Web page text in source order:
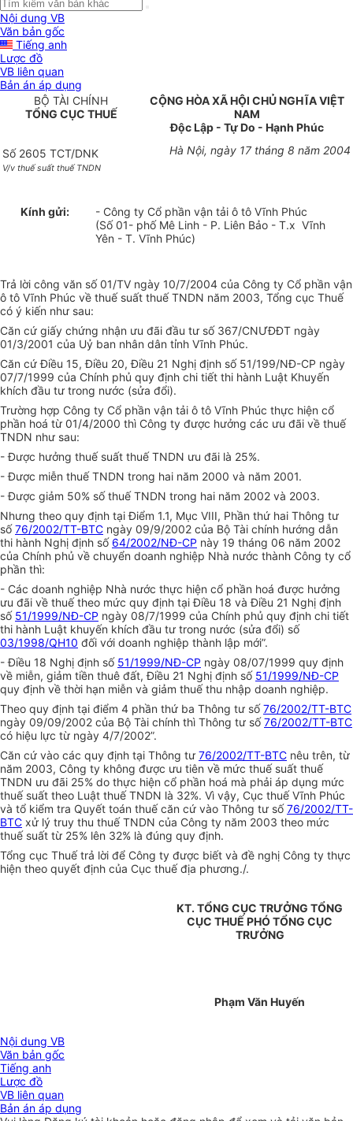
Nội dung VB
Văn bản gốc
Tiếng anh
Lược đồ
VB liên quan
Bản án áp dụng
BỘ TÀI CHÍNH
TỔNG CỤC THUẾ
CỘNG HÒA XÃ HỘI CHỦ NGHĨA VIỆT
NAM
Độc Lập - Tự Do - Hạnh Phúc
Số 2605 TCT/DNK
V/v thuế suất thuế TNDN
Hà Nội, ngày 17 tháng 8 năm 2004
Kính gửi:
- Công ty Cổ phần vận tải ô tô Vĩnh Phúc
(Số 01- phố Mê Linh - P. Liên Bảo - T.x Vĩnh
Yên - T. Vĩnh Phúc)
Trả lời công văn số 01/TV ngày 10/7/2004 của Công ty Cổ phần vận
ô tô Vĩnh Phúc về thuế suất thuế TNDN năm 2003, Tổng cục Thuế
có ý kiến như sau:
Căn cứ giấy chứng nhận ưu đãi đầu tư số 367/CNƯĐĐT ngày
01/3/2001 của Uỷ ban nhân dân tỉnh Vĩnh Phúc.
Căn cứ Điều 15, Điều 20, Điều 21 Nghị định số 51/199/NĐ-CP ngày
07/7/1999 của Chính phủ quy định chi tiết thi hành Luật Khuyến
khích đầu tư trong nước (sửa đổi).
Trường hợp Công ty Cổ phần vận tải ô tô Vĩnh Phúc thực hiện cổ
phần hoá từ 01/4/2000 thì Công ty được hưởng các ưu đãi về thuế
TNDN như sau:
- Được hưởng thuế suất thuế TNDN ưu đãi là 25%.
- Được miễn thuế TNDN trong hai năm 2000 và năm 2001.
- Được giảm 50% số thuế TNDN trong hai năm 2002 và 2003.
Nhưng theo quy định tại Điểm 1.1, Mục VIII, Phần thứ hai Thông tư
số76/2002/TT-BTC ngày 09/9/2002 của Bộ Tài chính hướng dẫn
thi hành Nghị định số 64/2002/NĐ-CP này 19 tháng 06 năm 2002
của Chính phủ về chuyển doanh nghiệp Nhà nước thành Công ty cổ
phần thì:
- Các doanh nghiệp Nhà nước thực hiện cổ phần hoá được hưởng
ưu đãi về thuế theo mức quy định tại Điều 18 và Điều 21 Nghị định
số 51/1999/NĐ-CP ngày 08/7/1999 của Chính phủ quy định chi tiết
thi hành Luật khuyến khích đầu tư trong nước (sửa đổi) số
03/1998/QH10 đối với doanh nghiệp thành lập mới”.
- Điều 18 Nghị định số 51/1999/NĐ-CP ngày 08/07/1999 quy định
về miễn, giảm tiền thuê đất, Điều 21 Nghị định số 51/1999/NĐ-CP
quy định về thời hạn miễn và giảm thuế thu nhập doanh nghiệp.
Theo quy định tại điểm 4 phần thứ ba Thông tư số76/2002/TT-BTC
ngày 09/09/2002 của Bộ Tài chính thì Thông tư số76/2002/TT-BTC
có hiệu lực từ ngày 4/7/2002”.
Căn cứ vào các quy định tại Thông tư 76/2002/TT-BTC nêu trên, từ
năm 2003, Công ty không được ưu tiên về mức thuế suất thuế
TNDN ưu đãi 25% do thực hiện cổ phần hoá mà phải áp dụng mức
thuế suất theo Luật thuế TNDN là 32%. Vì vậy, Cục thuế Vĩnh Phúc
và tổ kiểm tra Quyết toán thuế căn cứ vào Thông tư số76/2002/TT-
BTC xử lý truy thu thuế TNDN của Công ty năm 2003 theo mức
thuế suất từ 25% lên 32% là đúng quy định.
Tổng cục Thuế trả lời để Công ty được biết và đề nghị Công ty thực
hiện theo quyết định của Cục thuế địa phương./.
KT. TỔNG CỤC TRƯỞNG TỔNG
CỤC THUẾ PHÓ TỔNG CỤC
TRƯỞNG
Phạm Văn Huyến
Nội dung VB
Văn bản gốc
Tiếng anh
Lược đồ
VB liên quan
Bản án áp dụng